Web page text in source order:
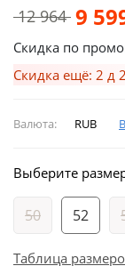
12 964 9
Скидка по
Скидка ещё: 2 д
Валюта: RUB
Выберите
50 52
Таблица